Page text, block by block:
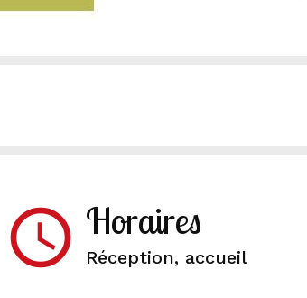
access_time Horaires
Réception, accueil